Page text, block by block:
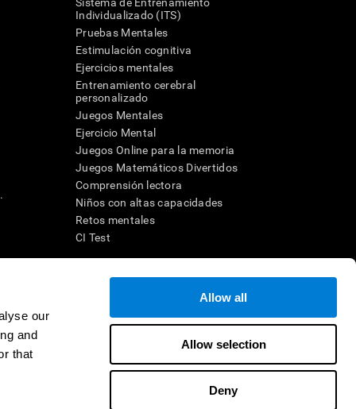
our
and
that
Allow all
Allow selection
Deny
Sistema de Entrenamiento
Individualizado (ITS)
Pruebas Mentales
Estimulación cognitiva
Ejercicios mentales
Entrenamiento cerebral
personalizado
Juegos Mentales
Ejercicio Mental
Juegos Online para la memoria
Juegos Matemáticos Divertidos
Comprensión lectora
Niños con altas capacidades
Retos mentales
CI Test
una intervención terapéutica apropiada. En un entorno
individuo debe ser dirigido a una posterior evaluación
de TDAH, dislexia, demencia o enfermedad similar sólo
indica que esta herramienta sea o deba ser considerada como
la cognición. Si se utiliza para fines de investigación, todo
parte del investigador. Todas estas protecciones para el
CFR 46 del Código de Regulaciones Federales.